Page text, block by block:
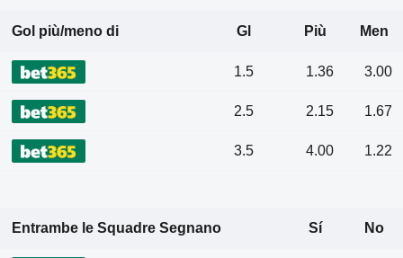
Gol più/meno di Gl Più Men
1.5 1.36 3.00
2.5 2.15 1.67
3.5 4.00 1.22
Entrambe le Squadre Segnano Sí No